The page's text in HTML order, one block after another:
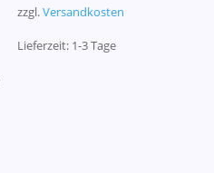
8,32€8,19€.
zzgl.Versandkosten
Lieferzeit: 1-3Tage